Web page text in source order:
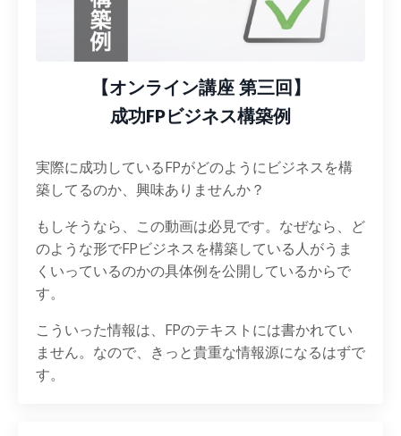
【オンライン講座 第三回】
成功FPビジネス構築例
実際に成功しているFPがどのようにビジネスを構
築してるのか、興味ありませんか？
もしそうなら、この動画は必見です。なぜなら、ど
のような形でFPビジネスを構築している人がうま
くいっているのかの具体例を公開しているからで
す。
こういった情報は、FPのテキストには書かれてい
ません。なので、きっと貴重な情報源になるはずで
す。